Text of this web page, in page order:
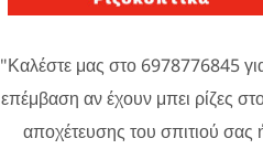
"Καλέστε μας στο 6978776845
επέμβαση αν έχουν μπει ρίζες
αποχέτευσης του σπιτιού σας